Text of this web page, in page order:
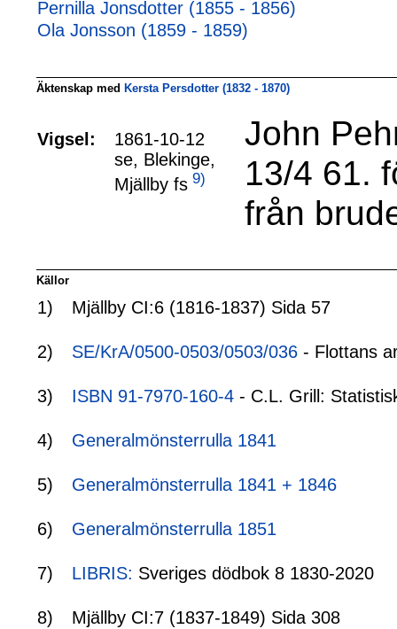
Pernilla Jonsdotter (1855 - 1856)
Ola Jonsson (1859 - 1859)
Äktenskap med Kersta Persdotter (1832 - 1870)
Vigsel:
1861-10-12
se, Blekinge,
Mjällby fs 9)
John
13/4 61.
från
Källor
1) Mjällby CI:6 (1816-1837) Sida 57
2) SE/KrA/0500-0503/0503/036 - Flottans
3) ISBN 91-7970-160-4 - C.L. Grill:
4) Generalmönsterrulla 1841
5) Generalmönsterrulla 1841 + 1846
6) Generalmönsterrulla 1851
7) LIBRIS: Sveriges dödbok 8 1830-2020
8) Mjällby CI:7 (1837-1849) Sida 308